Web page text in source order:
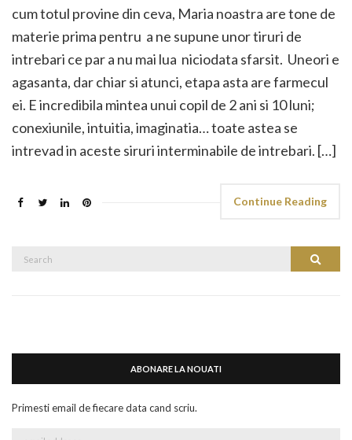
cum totul provine din ceva, Maria noastra are tone de
materie prima pentru a ne supune unor tiruri de
intrebari ce par a nu mai lua niciodata sfarsit. Uneori e
agasanta, dar chiar si atunci, etapa asta are farmecul
ei. E incredibila mintea unui copil de 2 ani si 10 luni;
conexiunile, intuitia, imaginatia… toate astea se
intrevad in aceste siruri interminabile de intrebari. […]
Continue Reading
Search
ABONARE LA NOUATI
Primesti email de fiecare data cand scriu.